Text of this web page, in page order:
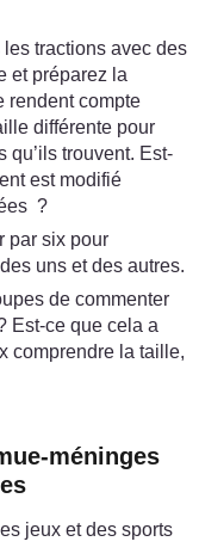
tractions avec des
et préparez la
rendent compte
différente pour
qu’ils trouvent. Est-
est modifié
?
par six pour
uns et des autres.
de commenter
Est-ce que cela a
comprendre la taille,
méninges
jeux et des sports